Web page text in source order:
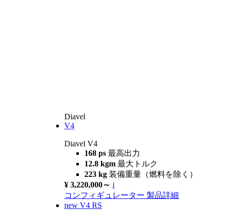
Diavel
V4
Diavel V4
168 ps 最高出力
12.8 kgm 最大トルク
223 kg 装備重量（燃料を除く）
¥ 3,220,000～ i
コンフィギュレーター 製品詳細
new V4 RS